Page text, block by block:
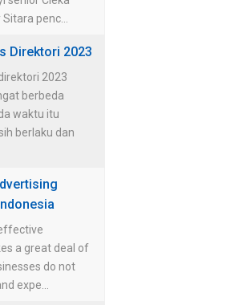
penc...
Direktori 2023
2023
berbeda
waktu itu
berlaku dan
a great deal of
do not
expe...